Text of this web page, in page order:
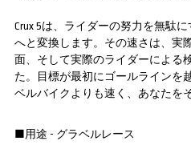
Crux 5は、ライダーの努力を無駄
へと変換します。その速さは、実
面、そして実際のライダーによる
た。目標が最初にゴールラインを
ベルバイクよりも速く、あなたを
■用途 - グラベルレース